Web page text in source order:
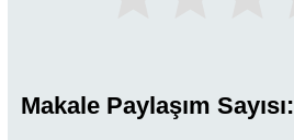
Makale Paylaşım Sayısı: